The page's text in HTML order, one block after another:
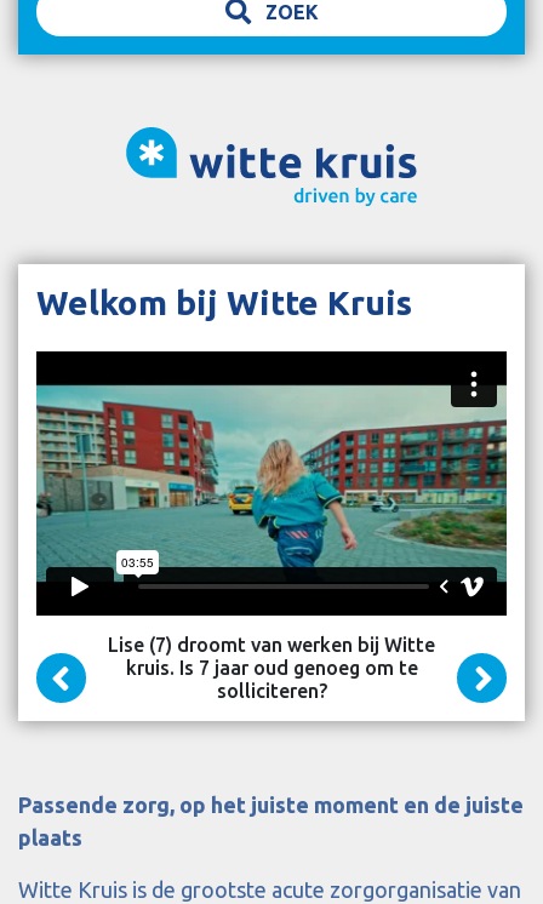
ZOEK
Welkom bij Witte Kruis
Lise (7) droomt van werken bij Witte
kruis. Is 7 jaar oud genoeg om te
solliciteren?
Passende zorg, op het juiste moment en de juiste
plaats
Witte Kruis is de grootste acute zorgorganisatie van